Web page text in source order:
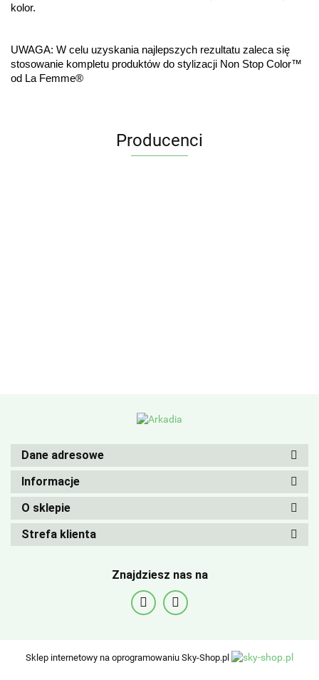
kolor.
UWAGA: W celu uzyskania najlepszych rezultatu zaleca się
stosowanie kompletu produktów do stylizacji Non Stop Color™
od La Femme®
Producenci
Dane adresowe
Informacje
O sklepie
Strefa klienta
Znajdziesz nas na
Sklep internetowy na oprogramowaniu Sky-Shop.pl